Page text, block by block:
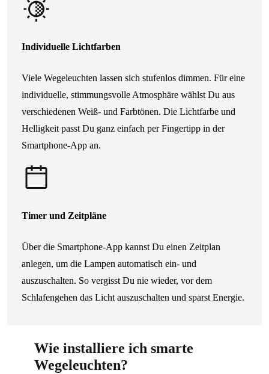
Individuelle Lichtfarben
Viele Wegeleuchten lassen sich stufenlos dimmen. Für eine
individuelle, stimmungsvolle Atmosphäre wählst Du aus
verschiedenen Weiß- und Farbtönen. Die Lichtfarbe und
Helligkeit passt Du ganz einfach per Fingertipp in der
Smartphone-App an.
Timer und Zeitpläne
Über die Smartphone-App kannst Du einen Zeitplan
anlegen, um die Lampen automatisch ein- und
auszuschalten. So vergisst Du nie wieder, vor dem
Schlafengehen das Licht auszuschalten und sparst Energie.
Wie installiere ich smarte
Wegeleuchten?